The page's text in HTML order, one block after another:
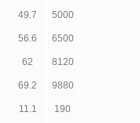
49.7 5000
56.6 6500
62 8120
69.2 9880
11.1 190